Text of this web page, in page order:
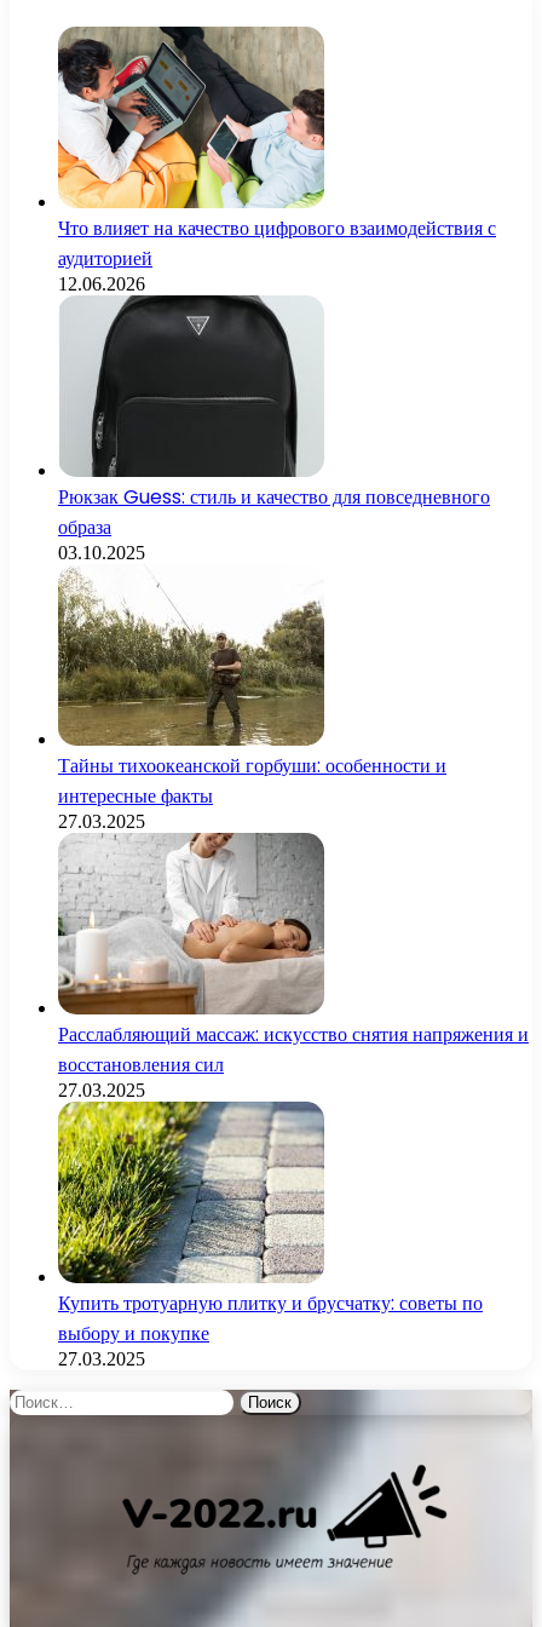
Что влияет на качество цифрового взаимодействия с
аудиторией
12.06.2026
Рюкзак Guess: стиль и качество для повседневного
образа
03.10.2025
Тайны тихоокеанской горбуши: особенности и
интересные факты
27.03.2025
Расслабляющий массаж: искусство снятия напряжения и
восстановления сил
27.03.2025
Купить тротуарную плитку и брусчатку: советы по
выбору и покупке
27.03.2025
Найти: